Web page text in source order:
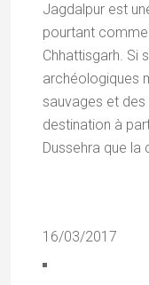
Jagdalpur est
pourtant
Chhattisgarh. Si
archéologiques
sauvages et
destination à
Dussehra que la
16/03/2017